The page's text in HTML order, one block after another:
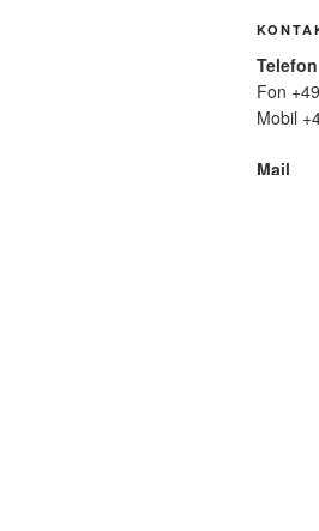
Telefon
Fon
Mobil
Mail